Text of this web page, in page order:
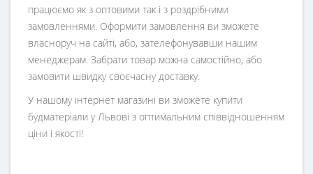
працюємо як з оптовими так і з роздрібними
замовленнями. Оформити замовлення ви зможете
власноруч на сайті, або, зателефонувавши нашим
менеджерам. Забрати товар можна самостійно, або
замовити швидку своєчасну доставку.
У нашому інтернет магазині ви зможете купити
будматеріали у Львові з оптимальним співвідношенням
ціни і якості!